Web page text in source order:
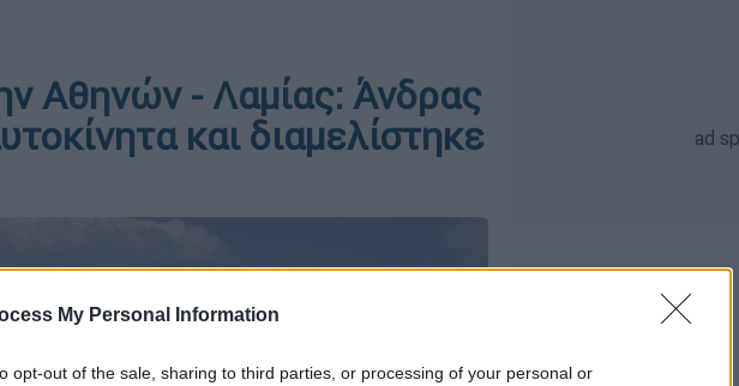
My Personal Information
opt-out of the sale, sharing to third parties, or processing of your personal or
Αθηνών - Λαμίας: Άνδρας
και διαμελίστηκε